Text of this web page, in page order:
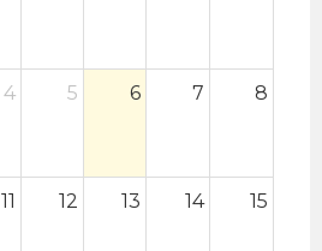
4 5 6 7 8
11 12 13 14 15